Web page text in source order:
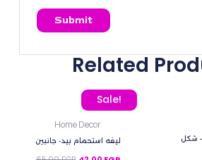
Related
Sale!
Home Decor
ليفه استحمام بيد- جانبين
Original price was: 65,00 EGP.
Current price is: 42,00
شكل